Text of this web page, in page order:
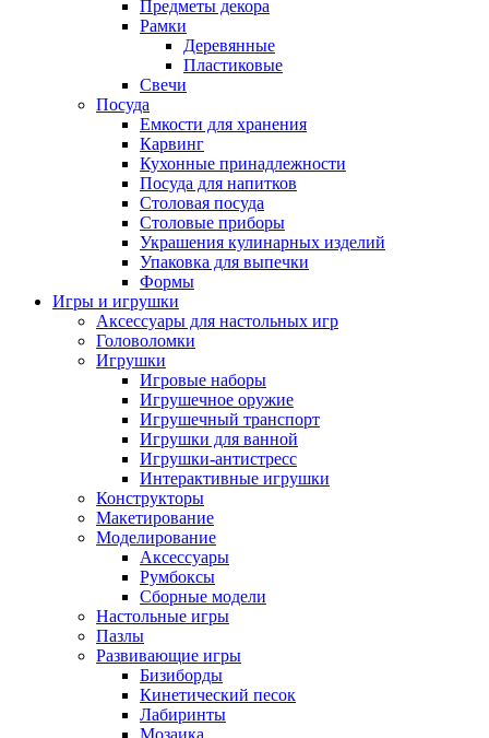
Предметы декора
Рамки
Деревянные
Пластиковые
Свечи
Посуда
Емкости для хранения
Карвинг
Кухонные принадлежности
Посуда для напитков
Столовая посуда
Столовые приборы
Украшения кулинарных изделий
Упаковка для выпечки
Формы
Игры и игрушки
Аксессуары для настольных игр
Головоломки
Игрушки
Игровые наборы
Игрушечное оружие
Игрушечный транспорт
Игрушки для ванной
Игрушки-антистресс
Интерактивные игрушки
Конструкторы
Макетирование
Моделирование
Аксессуары
Румбоксы
Сборные модели
Настольные игры
Пазлы
Развивающие игры
Бизиборды
Кинетический песок
Лабиринты
Мозаика